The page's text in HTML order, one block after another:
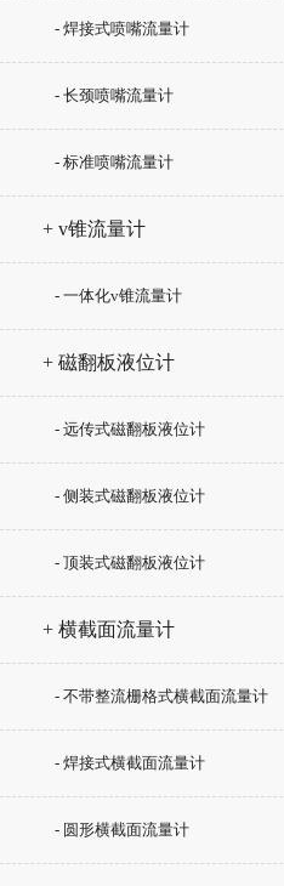
- 焊接式喷嘴流量计
- 长颈喷嘴流量计
- 标准喷嘴流量计
+ v锥流量计
- 一体化v锥流量计
+ 磁翻板液位计
- 远传式磁翻板液位计
- 侧装式磁翻板液位计
- 顶装式磁翻板液位计
+ 横截面流量计
- 不带整流栅格式横截面流量计
- 焊接式横截面流量计
- 圆形横截面流量计